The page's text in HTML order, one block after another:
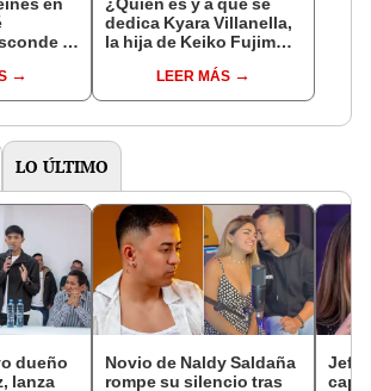
la
dedica Kyara Villanella,
la hija de Keiko Fujimori
nivel nacional?
LEER MÁS
LO ÚLTIMO
dueño
lanza
Novio de Naldy Saldaña
rompe su silencio tras